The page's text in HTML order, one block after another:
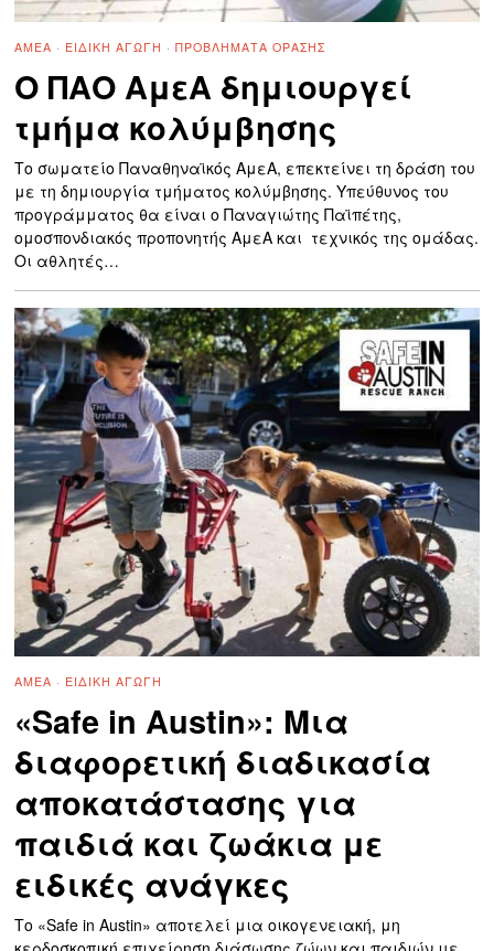
ΑΜΕΑ · ΕΙΔΙΚΉ ΑΓΩΓΉ · ΠΡΟΒΛΉΜΑΤΑ ΌΡΑΣΗΣ
Ο ΠΑΟ ΑμεΑ δημιουργεί
τμήμα κολύμβησης
Το σωματείο Παναθηναϊκός ΑμεΑ, επεκτείνει τη δράση του
με τη δημιουργία τμήματος κολύμβησης. Υπεύθυνος του
προγράμματος θα είναι ο Παναγιώτης Παϊπέτης,
ομοσπονδιακός προπονητής ΑμεΑ και τεχνικός της ομάδας.
Οι αθλητές…
ΑΜΕΑ · ΕΙΔΙΚΉ ΑΓΩΓΉ
«Safe in Austin»: Μια
διαφορετική διαδικασία
αποκατάστασης για
παιδιά και ζωάκια με
ειδικές ανάγκες
Το «Safe in Austin» αποτελεί μια οικογενειακή, μη